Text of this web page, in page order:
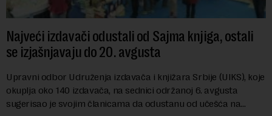
Najveći izdavači odustali od Sajma knjiga, ostali
se izjašnjavaju do 20. avgusta
Upravni odbor Udruženja izdavača i knjižara Srbije (UIKS), koje
okuplja oko 140 izdavača, na sednici održanoj 6. avgusta
sugerisao je svojim članicama da odustanu od učešća na